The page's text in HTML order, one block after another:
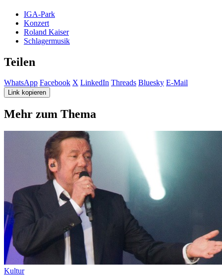
IGA-Park
Konzert
Roland Kaiser
Schlagermusik
Teilen
WhatsApp Facebook X LinkedIn Threads Bluesky E-Mail
Link kopieren
Mehr zum Thema
Kultur